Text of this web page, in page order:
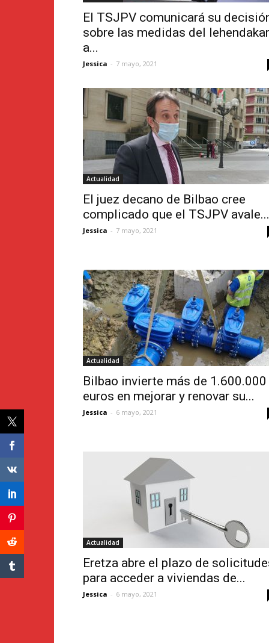
El TSJPV comunicará su
sobre las medidas del
a...
Jessica - 7 mayo, 2021
Actualidad
El juez decano de Bilbao cree
complicado que el TSJPV avale...
Jessica - 7 mayo, 2021
Actualidad
Bilbao invierte más de 1.600.000
euros en mejorar y renovar su...
Jessica - 6 mayo, 2021
Actualidad
Eretza abre el plazo de
para acceder a viviendas de...
Jessica - 6 mayo, 2021